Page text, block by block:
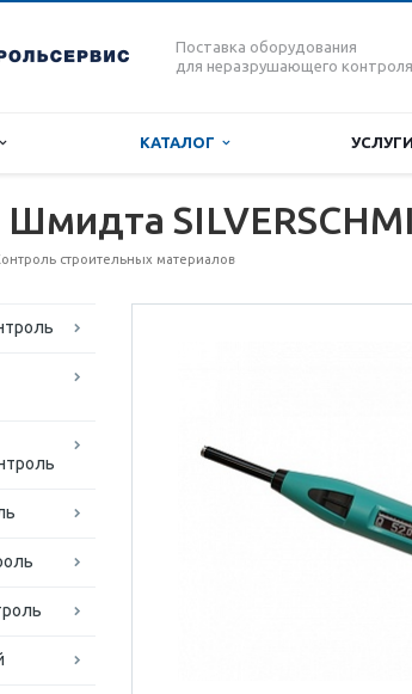
Поставка оборудования
для неразрушающего контроля
КАТАЛОГ УСЛУГИ
строительных материалов